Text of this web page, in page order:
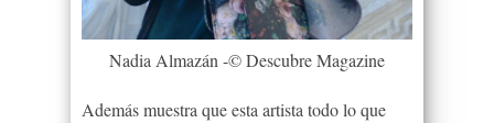
Nadia Almazán -© Descubre Magazine
Además muestra que esta artista todo lo que